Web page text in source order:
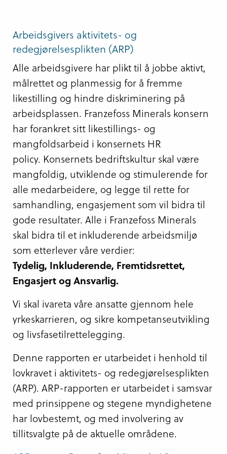
Arbeidsgivers aktivitets- og
redegjørelsesplikten (ARP)
Alle arbeidsgivere har plikt til å jobbe aktivt,
målrettet og planmessig for å fremme
likestilling og hindre diskriminering på
arbeidsplassen. Franzefoss Minerals konsern
har forankret sitt likestillings- og
mangfoldsarbeid i konsernets HR
policy. Konsernets bedriftskultur skal være
mangfoldig, utviklende og stimulerende for
alle medarbeidere, og legge til rette for
samhandling, engasjement som vil bidra til
gode resultater. Alle i Franzefoss Minerals
skal bidra til et inkluderende arbeidsmiljø
som etterlever våre verdier:
Tydelig, Inkluderende, Fremtidsrettet,
Engasjert og Ansvarlig.
Vi skal ivareta våre ansatte gjennom hele
yrkeskarrieren, og sikre kompetanseutvikling
og livsfasetilrettelegging.
Denne rapporten er utarbeidet i henhold til
lovkravet i aktivitets- og redegjørelsesplikten
(ARP). ARP-rapporten er utarbeidet i samsvar
med prinsippene og stegene myndighetene
har lovbestemt, og med involvering av
tillitsvalgte på de aktuelle områdene.